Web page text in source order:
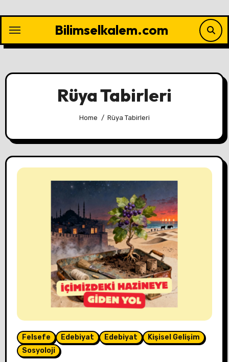
content
Bilimselkalem.com
Rüya Tabirleri
Home Rüya Tabirleri
Felsefe Edebiyat Edebiyat
Kişisel Gelişim
Sosyoloji